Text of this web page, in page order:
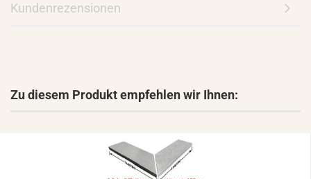
Kundenrezensionen
Zu diesem Produkt empfehlen wir Ihnen: